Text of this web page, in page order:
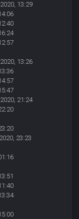
13:29
13:26
21:24
23:23